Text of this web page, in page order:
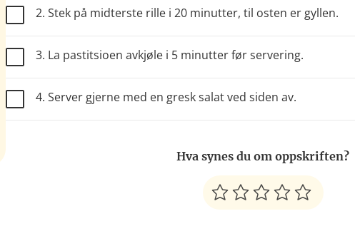
2. Stek på midterste rille i 20 minutter, til osten er gyllen.
3. La pastitsioen avkjøle i 5 minutter før servering.
4. Server gjerne med en gresk salat ved siden av.
Hva synes du om oppskriften?